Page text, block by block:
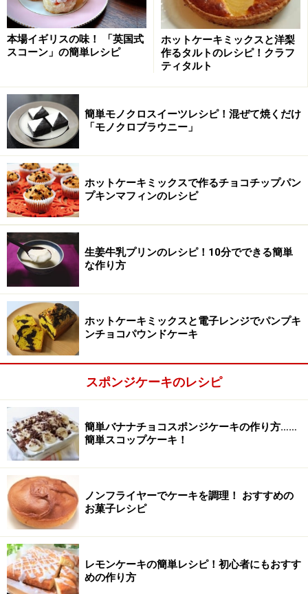
バナナチョコレートスポンジケーキの作り方
1
卵とグラニュー糖を湯せんにかけ、よく泡立てる
スポンジ生地作り。ケーキ2台分、天板1枚分のスポンジ
生地を作ります。室温に戻した卵とグラニュー糖をボウ
ルに入れ、70℃くらいの湯せんにかけながら、泡立て器
（あればハンドミキサー）で泡立てます。全体が白っぽ
く、もったりしてきたら、湯せんから外し、生地をすく
うとゆっくりとリボン状に落ちるくらいまで泡立てま
す。
2
粉を加え、全体をよく混ぜる
ふるった薄力粉を加え、ゴムべらで切るようにしっかり
と底から混ぜることで、泡をきめ細かく整えます。少し
生地がゆるくなり、つやが出てくる状態まで良く混ぜま
本場イギリスの味！ 「英国式
スコーン」の簡単レシピ
ホットケーキミックスと洋梨
作るタルトのレシピ！クラフ
ティタルト
簡単モノクロスイーツレシピ！混ぜて焼くだけ
「モノクロブラウニー」
ホットケーキミックスで作るチョコチップパン
プキンマフィンのレシピ
生姜牛乳プリンのレシピ！10分でできる簡単
な作り方
ホットケーキミックスと電子レンジでパンプキ
ンチョコパウンドケーキ
スポンジケーキのレシピ
簡単バナナチョコスポンジケーキの作り方……
簡単スコップケーキ！
ノンフライヤーでケーキを調理！ おすすめの
お菓子レシピ
レモンケーキの簡単レシピ！初心者にもおすす
めの作り方